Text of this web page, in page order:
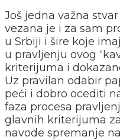
Još jedna važna
vezana je i za sam
u Srbiji i šire koje
u pravljenju ovog
kriterijuma i
Uz pravilan odabir
peći i dobro ocediti
faza procesa
glavnih kriterijuma
navode spremanje